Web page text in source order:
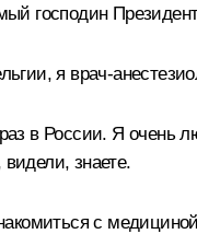
господин
я врач-
в России. Я очень
знаете.
с